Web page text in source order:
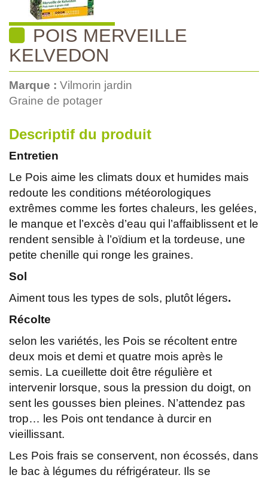
POIS MERVEILLE
KELVEDON
Marque : Vilmorin jardin
Graine de potager
Descriptif du produit
Entretien
Le Pois aime les climats doux et humides mais
redoute les conditions météorologiques
extrêmes comme les fortes chaleurs, les gelées,
le manque et l’excès d’eau qui l’affaiblissent et le
rendent sensible à l’oïdium et la tordeuse, une
petite chenille qui ronge les graines.
Sol
Aiment tous les types de sols, plutôt légers.
Récolte
selon les variétés, les Pois se récoltent entre
deux mois et demi et quatre mois après le
semis. La cueillette doit être régulière et
intervenir lorsque, sous la pression du doigt, on
sent les gousses bien pleines. N’attendez pas
trop… les Pois ont tendance à durcir en
vieillissant.
Les Pois frais se conservent, non écossés, dans
le bac à légumes du réfrigérateur. Ils se